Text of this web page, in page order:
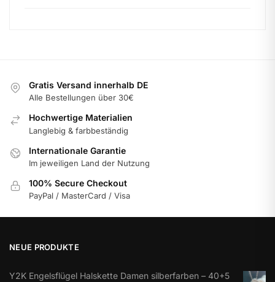
Gratis Versand innerhalb DE
Alle Bestellungen über 30€
Hochwertige Materialien
Langlebig & farbbeständig
Internationale Garantie
Im jeweiligen Land der Nutzung
100% Secure Checkout
PayPal / MasterCard / Visa
NEUE PRODUKTE
Y2K Engelsflügel Halskette Damen silberfarben – 40+5